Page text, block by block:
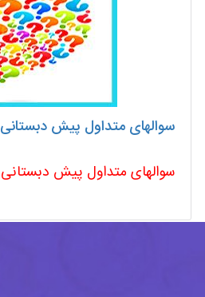
سوالهای متداول پیش دبستانی
سوالهای متداول پیش دبستانی